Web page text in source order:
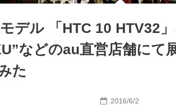
デル 「HTC 10 HTV32
などのau直営店舗にて
た
2016/6/2